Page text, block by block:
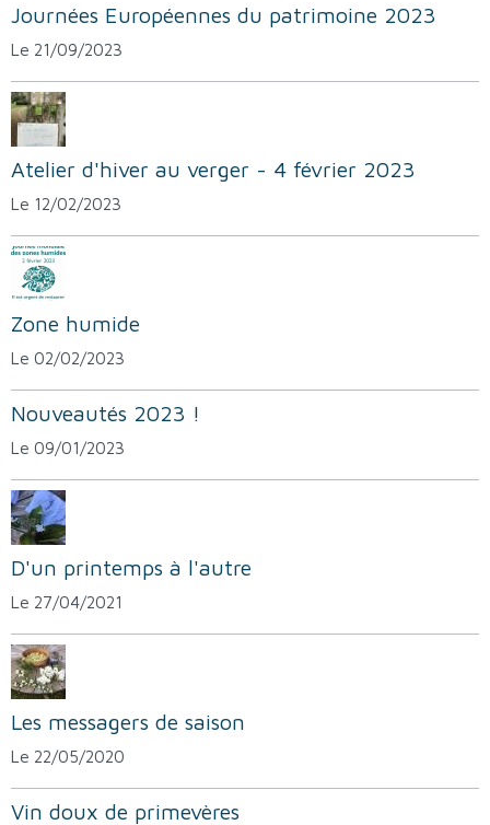
Journées Européennes du patrimoine 2023
Le 21/09/2023
Atelier d'hiver au verger - 4 février 2023
Le 12/02/2023
Zone humide
Le 02/02/2023
Nouveautés 2023 !
Le 09/01/2023
D'un printemps à l'autre
Le 27/04/2021
Les messagers de saison
Le 22/05/2020
Vin doux de primevères